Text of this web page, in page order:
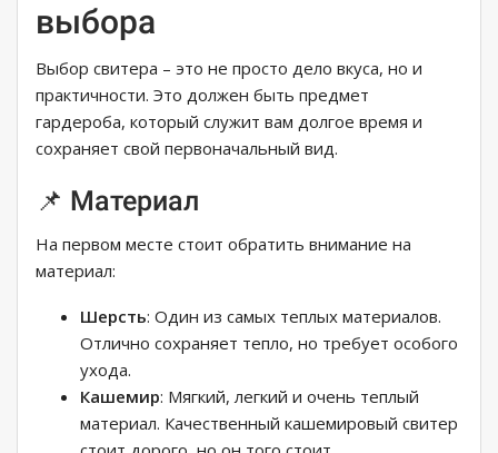
выбора
Выбор свитера – это не просто дело вкуса, но и
практичности. Это должен быть предмет
гардероба, который служит вам долгое время и
сохраняет свой первоначальный вид.
📌 Материал
На первом месте стоит обратить внимание на
материал:
Шерсть: Один из самых теплых материалов.
Отлично сохраняет тепло, но требует особого
ухода.
Кашемир: Мягкий, легкий и очень теплый
материал. Качественный кашемировый свитер